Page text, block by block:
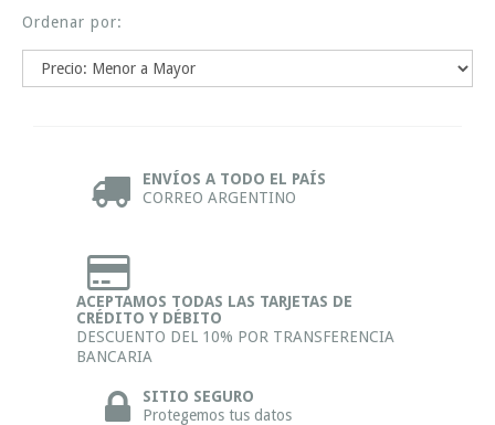
Ordenar por:
ENVÍOS A TODO EL PAÍS
CORREO ARGENTINO
ACEPTAMOS TODAS LAS TARJETAS DE
CRÉDITO Y DÉBITO
DESCUENTO DEL 10% POR TRANSFERENCIA
BANCARIA
SITIO SEGURO
Protegemos tus datos